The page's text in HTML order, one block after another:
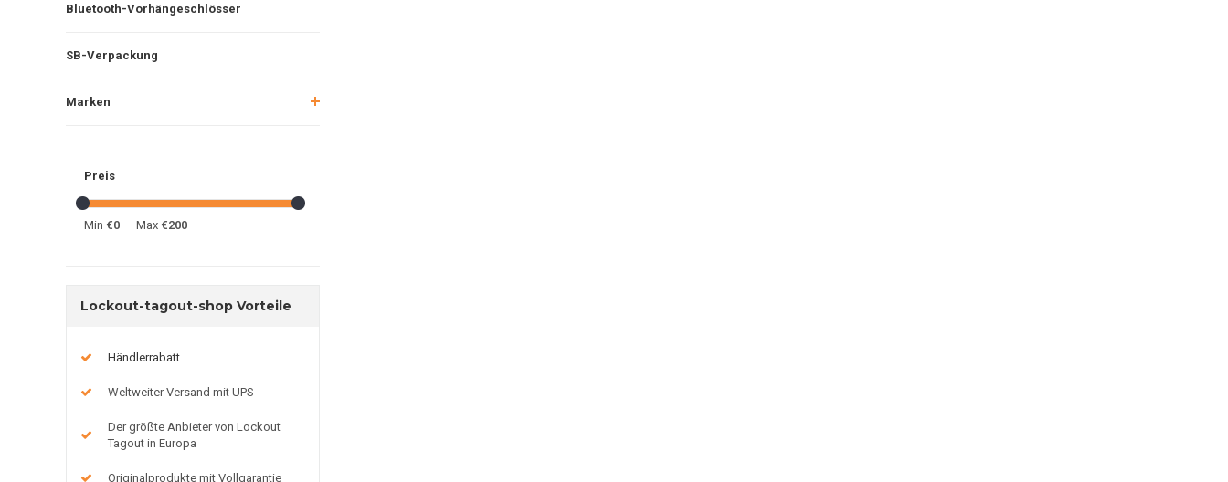
Bluetooth-Vorhängeschlösser
SB-Verpackung
Marken
Preis
Min €0 Max €200
Lockout-tagout-shop Vorteile
Händlerrabatt
Weltweiter Versand mit UPS
Der größte Anbieter von Lockout
Tagout in Europa
Originalprodukte mit Vollgarantie